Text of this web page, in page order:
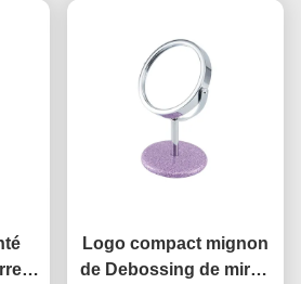
Logo compact mignon
de Debossing de miroir